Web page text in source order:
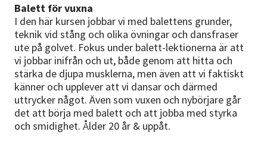
Balett för vuxna
I den här kursen jobbar vi med balettens grunder,
teknik vid stång och olika övningar och dansfraser
ute på golvet. Fokus under balett-lektionerna är att
vi jobbar inifrån och ut, både genom att hitta och
stärka de djupa musklerna, men även att vi faktiskt
känner och upplever att vi dansar och därmed
uttrycker något. Även som vuxen och nybörjare går
det att börja med balett och att jobba med styrka
och smidighet. Ålder 20 år & uppåt.